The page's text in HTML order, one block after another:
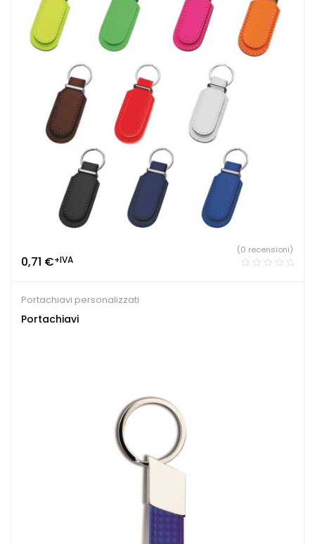
0,71 €+IVA
(0 recensioni)
Portachiavi personalizzati
Portachiavi